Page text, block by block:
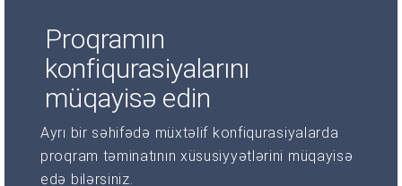
Proqramın
konfiqurasiyalarını
müqayisə edin
Ayrı bir səhifədə müxtəlif konfiqurasiyalarda
proqram təminatının xüsusiyyətlərini müqayisə
edə bilərsiniz.